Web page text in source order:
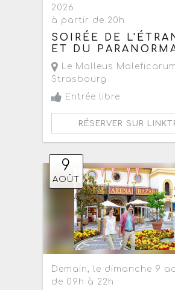
2026
à partir de 20h
SOIRÉE DE
ET DU
Le Malleus
Strasbourg
Entrée libre
RÉSERVER SUR
9
AOÛT
Demain, le dimanche 9
de 09h à 22h